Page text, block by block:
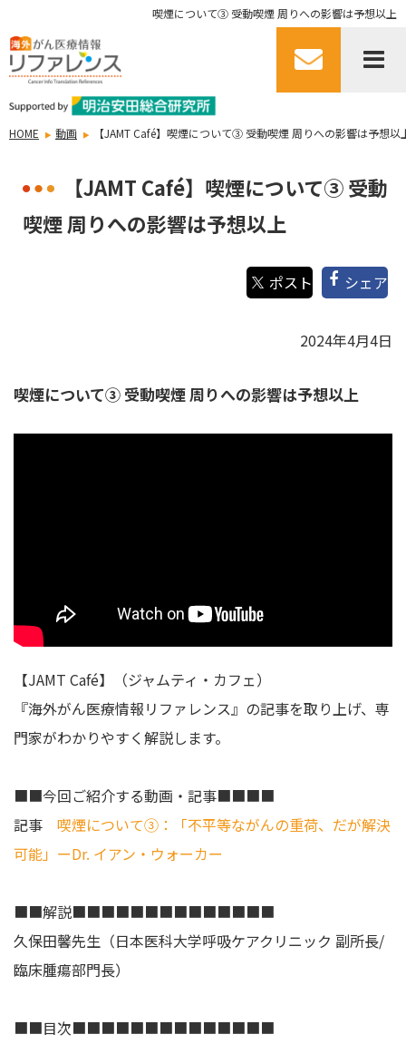
喫煙について③ 受動喫煙 周りへの影響は予想以上
HOME 動画 【JAMT Café】喫煙について③ 受動喫煙 周りへの影響は予想以
【JAMT Café】喫煙について③ 受動
喫煙 周りへの影響は予想以上
シェア
2024年4月4日
喫煙について③ 受動喫煙 周りへの影響は予想以上
【JAMT Café】（ジャムティ・カフェ）
『海外がん医療情報リファレンス』の記事を取り上げ、専
門家がわかりやすく解説します。
■■今回ご紹介する動画・記事■■■■
記事 喫煙について③：「不平等ながんの重荷、だが解決
可能」ーDr. イアン・ウォーカー
■■解説■■■■■■■■■■■■■■
久保田馨先生（日本医科大学呼吸ケアクリニック 副所長/
臨床腫瘍部門長）
■■目次■■■■■■■■■■■■■■